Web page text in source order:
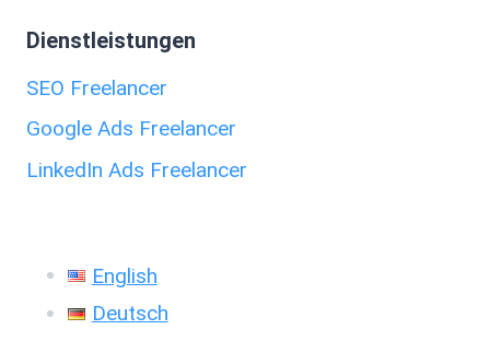
Dienstleistungen
SEO Freelancer
Google Ads Freelancer
LinkedIn Ads Freelancer
English
Deutsch